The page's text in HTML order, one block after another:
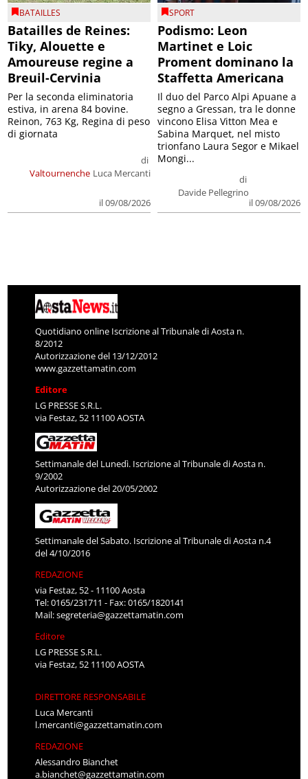
BATAILLES
Batailles de Reines:
Tiky, Alouette e
Amoureuse regine a
Breuil-Cervinia
Valtournenche
di
Luca Mercanti
il 09/08/2026
Per la seconda eliminatoria
estiva, in arena 84 bovine.
Reinon, 763 Kg, Regina di peso
di giornata
SPORT
Podismo: Leon
Martinet e Loic
Proment dominano la
Staffetta Americana
di
Davide Pellegrino
il 09/08/2026
Il duo del Parco Alpi Apuane a
segno a Gressan, tra le donne
vincono Elisa Vitton Mea e
Sabina Marquet, nel misto
trionfano Laura Segor e Mikael
Mongi...
Quotidiano online Iscrizione al Tribunale di Aosta n.
8/2012
Autorizzazione del 13/12/2012
www.gazzettamatin.com
Editore
LG PRESSE S.R.L.
via Festaz, 52 11100 AOSTA
Settimanale del Lunedì. Iscrizione al Tribunale di Aosta n.
9/2002
Autorizzazione del 20/05/2002
Settimanale del Sabato. Iscrizione al Tribunale di Aosta n.4
del 4/10/2016
REDAZIONE
via Festaz, 52 - 11100 Aosta
Tel: 0165/231711 - Fax: 0165/1820141
Mail:segreteria@gazzettamatin.com
Editore
LG PRESSE S.R.L.
via Festaz, 52 11100 AOSTA
DIRETTORE RESPONSABILE
Luca Mercanti
l.mercanti@gazzettamatin.com
REDAZIONE
Alessandro Bianchet
a.bianchet@gazzettamatin.com